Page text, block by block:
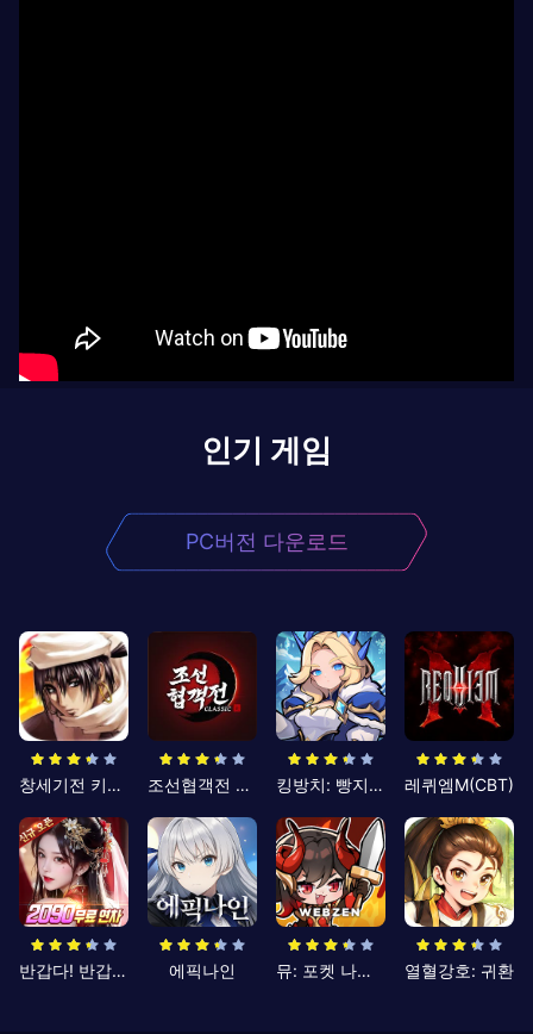
인기 게임
PC버전 다운로드
창세기전 키우기 조선협객전 클래식 킹방치: 빵지의 제왕 레퀴엠M(CBT)
반갑다! 반갑삼국지 에픽나인 뮤: 포켓 나이츠 열혈강호: 귀환